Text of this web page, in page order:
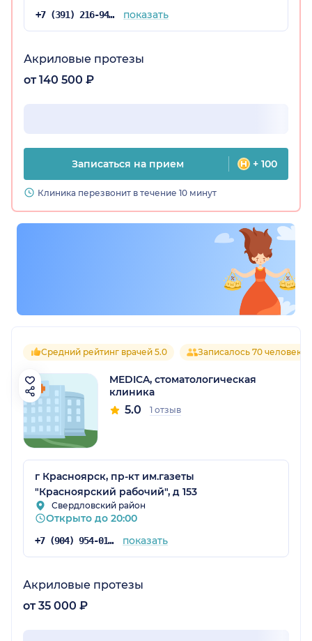
край)
+7 (391) 216-94-37 показать
Акриловые протезы
от 140 500 ₽
Записаться на прием + 100
Клиника перезвонит в течение 10 минут
Средний рейтинг врачей 5.0 Записалось 70 человек
MEDICA, стоматологическая
клиника
5.0 1 отзыв
г Красноярск, пр-кт им.газеты
"Красноярский рабочий", д 153
Свердловский район
Открыто до 20:00
+7 (904) 954-01-76 показать
Акриловые протезы
от 35 000 ₽